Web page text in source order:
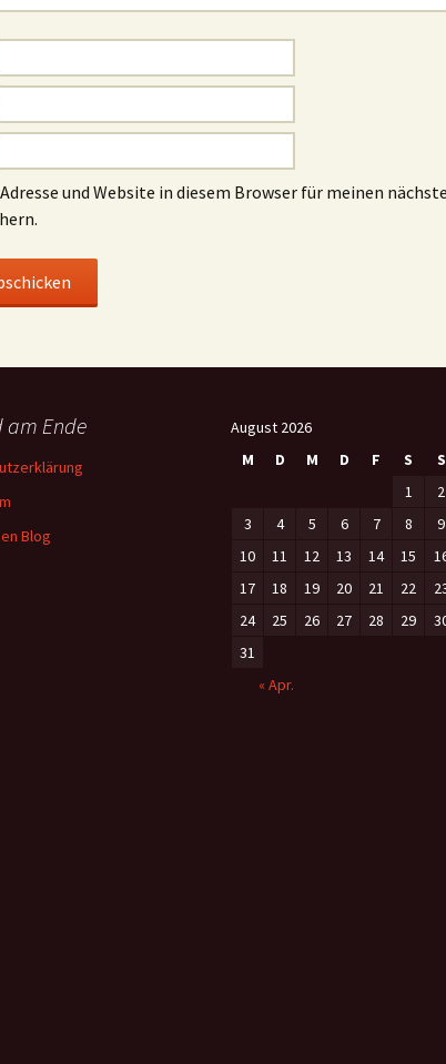
und Website in diesem Browser für meinen
am Ende
Blog
August 2026
M
D M D F S
S
1
2
3
4 5 6 7 8
9
10
11 12 13 14 15
17
18 19 20 21 22
24
25 26 27 28 29
31
« Apr.